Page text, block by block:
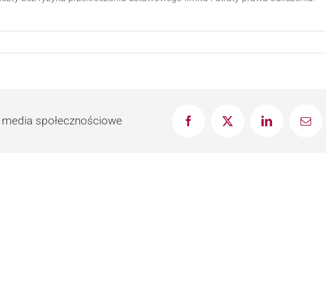
społecznościowe FacebookX LinkedInEmail